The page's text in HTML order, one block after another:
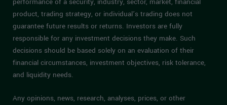
product, trading strategy, or individual’s trading does not
guarantee future results or returns. Investors are fully
responsible for any investment decisions they make. Such
decisions should be based solely on an evaluation of their
financial circumstances, investment objectives, risk tolerance,
and liquidity needs.
Any opinions, news, research, analyses, prices, or other